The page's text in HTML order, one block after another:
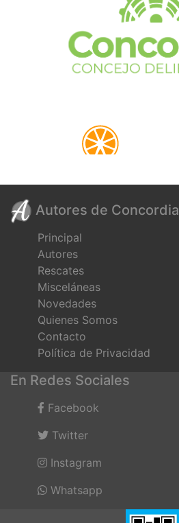
Autores de Concordia
Principal
Autores
Rescates
Misceláneas
Novedades
Quienes Somos
Contacto
Política de Privacidad
En Redes Sociales
Facebook
Twitter
Instagram
Whatsapp